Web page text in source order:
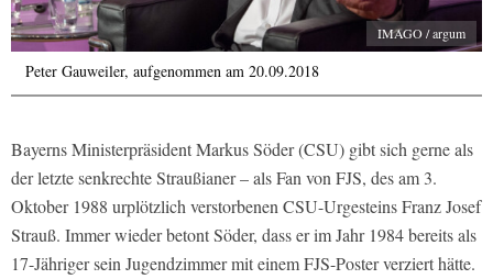
IMAGO / argum
Peter Gauweiler, aufgenommen am 20.09.2018
Bayerns Ministerpräsident Markus Söder (CSU) gibt sich gerne als
der letzte senkrechte Straußianer – als Fan von FJS, des am 3.
Oktober 1988 urplötzlich verstorbenen CSU-Urgesteins Franz Josef
Strauß. Immer wieder betont Söder, dass er im Jahr 1984 bereits als
17-Jähriger sein Jugendzimmer mit einem FJS-Poster verziert hätte.